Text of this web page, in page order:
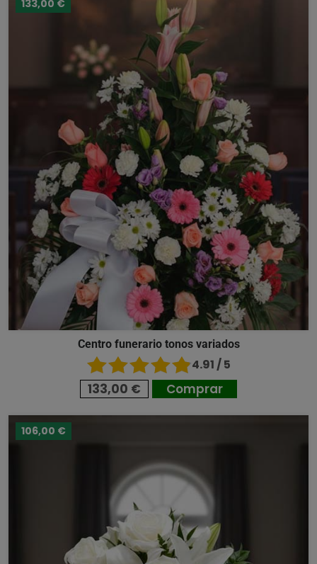
133,00 €
Centro funerario tonos variados
4.91 / 5
133,00 € Comprar
106,00 €